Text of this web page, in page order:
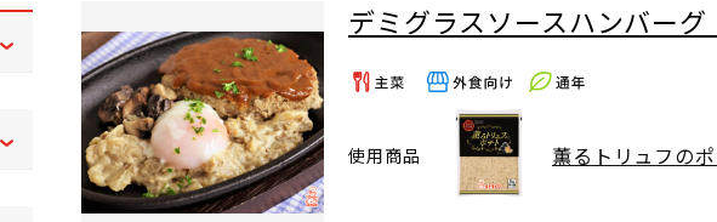
デミグラスソースハンバー
使用商品 薫るトリュフの